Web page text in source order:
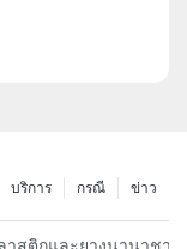
ข่าว
กรณี
บริการ
สติกและยางนานาชา